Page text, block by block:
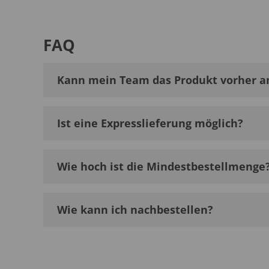
FAQ
Kann mein Team das Produkt vorher
Ist eine Expresslieferung möglich?
Wie hoch ist die
Wie kann ich nachbestellen?